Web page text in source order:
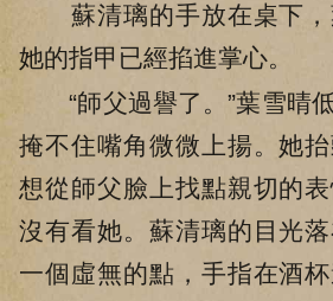
蘇清璃的手放在桌下，
她的指甲已經掐進掌心。
“師父過譽了。”葉雪晴
掩不住嘴角微微上揚。她抬
想從師父臉上找點親切的
沒有看她。蘇清璃的目光
一個虛無的點，手指在酒